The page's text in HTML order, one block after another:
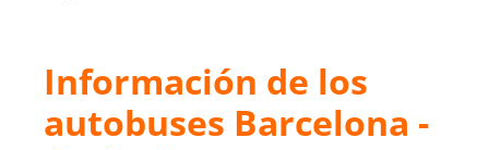
Información de los
autobuses Barcelona -